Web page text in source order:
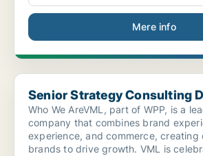
Mere info
Senior Strategy Consulting Director
Senior Strategy Consulting
Who We AreVML, part of WPP, is a
company that combines brand
experience, and commerce, creating
brands to drive growth. VML is